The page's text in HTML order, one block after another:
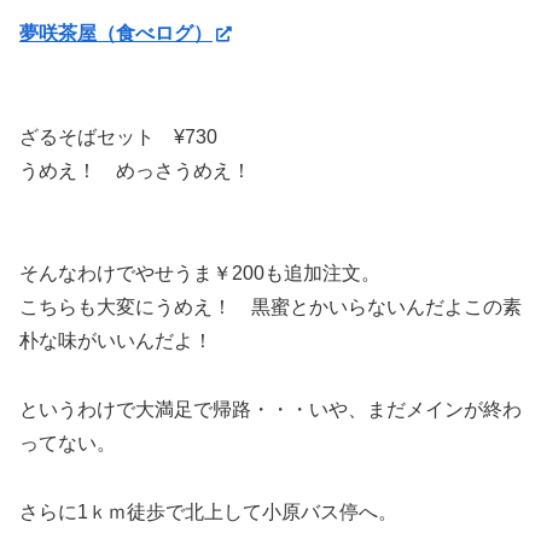
夢咲茶屋（食べログ）
ざるそばセット ¥730
うめえ！ めっさうめえ！
そんなわけでやせうま￥200も追加注文。
こちらも大変にうめえ！ 黒蜜とかいらないんだよこの素
朴な味がいいんだよ！
というわけで大満足で帰路・・・いや、まだメインが終わ
ってない。
さらに1ｋｍ徒歩で北上して小原バス停へ。